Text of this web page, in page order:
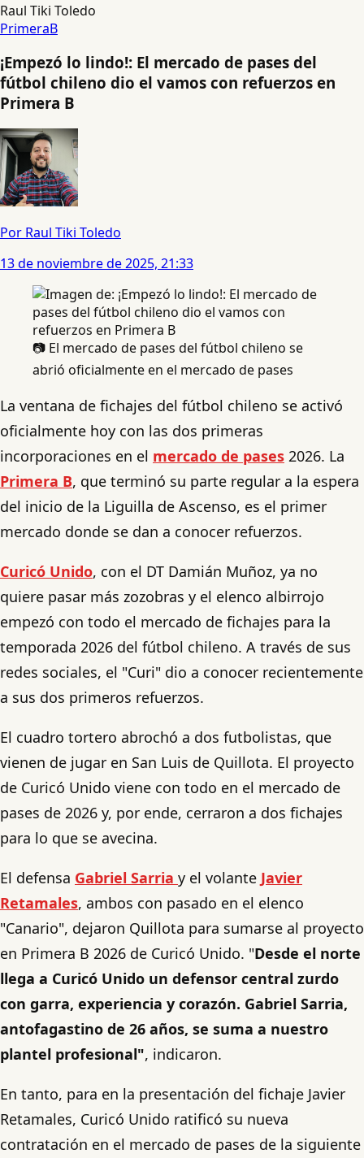
Raul Tiki Toledo
PrimeraB
¡Empezó lo lindo!: El mercado de pases del
fútbol chileno dio el vamos con refuerzos en
Primera B
Por Raul Tiki Toledo
13 de noviembre de 2025, 21:33
📷 El mercado de pases del fútbol chileno se
abrió oficialmente en el mercado de pases
La ventana de fichajes del fútbol chileno se activó
oficialmente hoy con las dos primeras
incorporaciones en el mercado de pases 2026. La
Primera B, que terminó su parte regular a la espera
del inicio de la Liguilla de Ascenso, es el primer
mercado donde se dan a conocer refuerzos.
Curicó Unido, con el DT Damián Muñoz, ya no
quiere pasar más zozobras y el elenco albirrojo
empezó con todo el mercado de fichajes para la
temporada 2026 del fútbol chileno. A través de sus
redes sociales, el "Curi" dio a conocer recientemente
a sus dos primeros refuerzos.
El cuadro tortero abrochó a dos futbolistas, que
vienen de jugar en San Luis de Quillota. El proyecto
de Curicó Unido viene con todo en el mercado de
pases de 2026 y, por ende, cerraron a dos fichajes
para lo que se avecina.
El defensa Gabriel Sarria y el volante Javier
Retamales, ambos con pasado en el elenco
"Canario", dejaron Quillota para sumarse al proyecto
en Primera B 2026 de Curicó Unido. "Desde el norte
llega a Curicó Unido un defensor central zurdo
con garra, experiencia y corazón. Gabriel Sarria,
antofagastino de 26 años, se suma a nuestro
plantel profesional", indicaron.
En tanto, para en la presentación del fichaje Javier
Retamales, Curicó Unido ratificó su nueva
contratación en el mercado de pases de la siguiente